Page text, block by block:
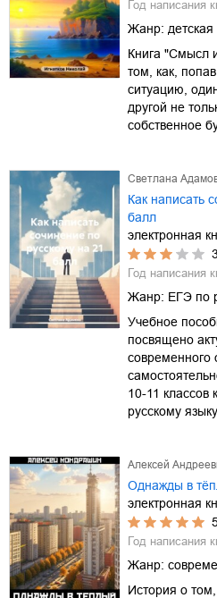
Год написания
Жанр: детская
Книга "Смысл
том, как,
ситуацию,
другой не
собственное
Светлана
Как написать
балл
электронная
Год написания
Жанр: ЕГЭ по
Учебное
посвящено
современного
10-11 классов
русскому
Алексей
Однажды в
электронная
Год написания
Жанр:
История о